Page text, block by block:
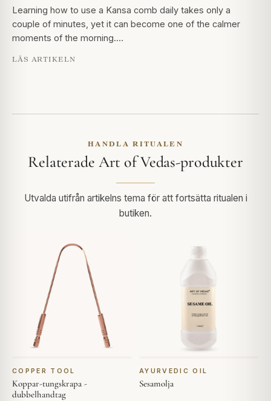
Learning how to use a Kansa comb daily takes only a
couple of minutes, yet it can become one of the calmer
moments of the morning.…
LÄS ARTIKELN
HANDLA RITUALEN
Relaterade Art of Vedas-produkter
Utvalda utifrån artikelns tema för att fortsätta ritualen i
butiken.
COPPER TOOL
Koppar-tungskrapa -
dubbelhandtag
AYURVEDIC OIL
Sesamolja